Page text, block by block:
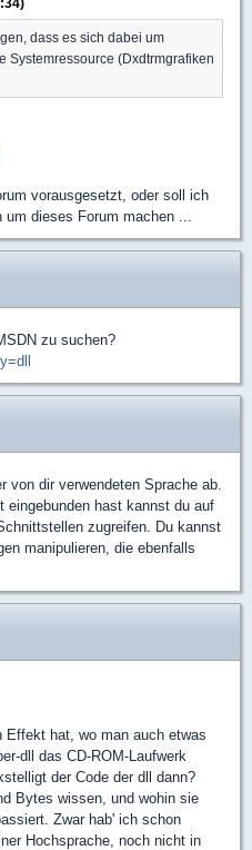
dass es sich dabei um
Systemressource (Dxdtrmgrafiken
vorausgesetzt, oder soll ich
dieses Forum machen ...
zu suchen?
von dir verwendeten Sprache ab.
eingebunden hast kannst du auf
zugreifen. Du kannst
manipulieren, die ebenfalls
Effekt hat, wo man auch etwas
dll das CD-ROM-Laufwerk
der Code der dll dann?
Bytes wissen, und wohin sie
Zwar hab' ich schon
Hochsprache, noch nicht in